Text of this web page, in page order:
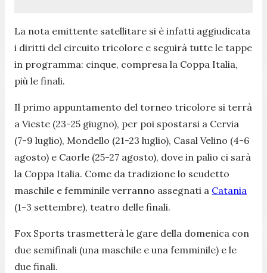
La nota emittente satellitare si è infatti aggiudicata
i diritti del circuito tricolore e seguirà tutte le tappe
in programma: cinque, compresa la Coppa Italia,
più le finali.
Il primo appuntamento del torneo tricolore si terrà
a Vieste (23-25 giugno), per poi spostarsi a Cervia
(7-9 luglio), Mondello (21-23 luglio), Casal Velino (4-6
agosto) e Caorle (25-27 agosto), dove in palio ci sarà
la Coppa Italia. Come da tradizione lo scudetto
maschile e femminile verranno assegnati a Catania
(1-3 settembre), teatro delle finali.
Fox Sports trasmetterà le gare della domenica con
due semifinali (una maschile e una femminile) e le
due finali.